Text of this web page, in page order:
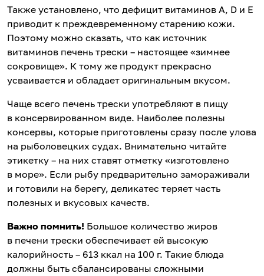
Также установлено, что дефицит витаминов A, D и Е
приводит к преждевременному старению кожи.
Поэтому можно сказать, что как источник
витаминов печень трески – настоящее «зимнее
сокровище». К тому же продукт прекрасно
усваивается и обладает оригинальным вкусом.
Чаще всего печень трески употребляют в пищу
в консервированном виде. Наиболее полезны
консервы, которые приготовлены сразу после улова
на рыболовецких судах. Внимательно читайте
этикетку – на них ставят отметку «изготовлено
в море». Если рыбу предварительно замораживали
и готовили на берегу, деликатес теряет часть
полезных и вкусовых качеств.
Важно помнить! Большое количество жиров
в печени трески обеспечивает ей высокую
калорийность – 613 ккал на 100 г. Такие блюда
должны быть сбалансированы сложными